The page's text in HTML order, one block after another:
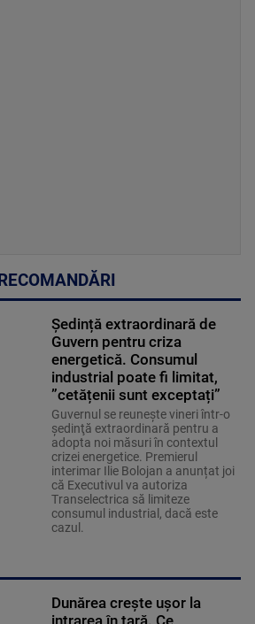
RECOMANDĂRI
Ședință extraordinară de
Guvern pentru criza
energetică. Consumul
industrial poate fi limitat,
”cetățenii sunt exceptați”
Guvernul se reuneşte vineri într-o
şedinţă extraordinară pentru a
adopta noi măsuri în contextul
crizei energetice. Premierul
interimar Ilie Bolojan a anunțat joi
că Executivul va autoriza
Transelectrica să limiteze
consumul industrial, dacă este
cazul.
Dunărea crește ușor la